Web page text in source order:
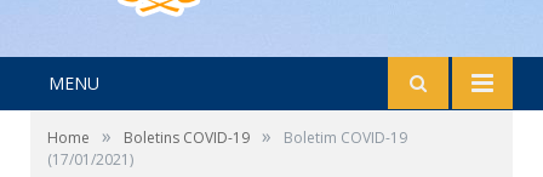
MENU
Home » Boletins COVID-19 »
Boletim COVID-19
(17/01/2021)